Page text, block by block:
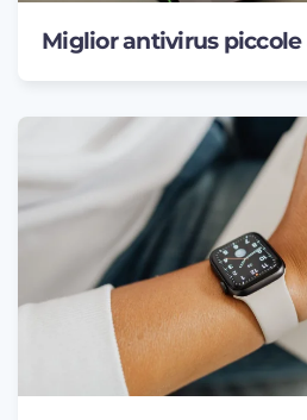
Miglior antivirus piccole